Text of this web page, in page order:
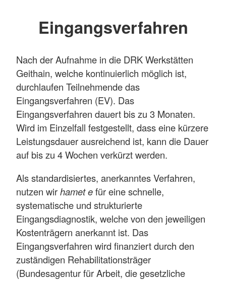
Eingangsverfahren
Nach der Aufnahme in die DRK Werkstätten
Geithain, welche kontinuierlich möglich ist,
durchlaufen Teilnehmende das
Eingangsverfahren (EV). Das
Eingangsverfahren dauert bis zu 3 Monaten.
Wird im Einzelfall festgestellt, dass eine kürzere
Leistungsdauer ausreichend ist, kann die Dauer
auf bis zu 4 Wochen verkürzt werden.
Als standardisiertes, anerkanntes Verfahren,
nutzen wirhamet efür eine schnelle,
systematische und strukturierte
Eingangsdiagnostik, welche von den jeweiligen
Kostenträgern anerkannt ist. Das
Eingangsverfahren wird finanziert durch den
zuständigen Rehabilitationsträger
(Bundesagentur für Arbeit, die gesetzliche